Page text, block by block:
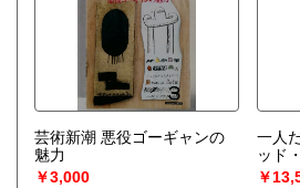
芸術新潮 悪役ゴーギャンの
魅力
￥3,000
一人
ッド
￥